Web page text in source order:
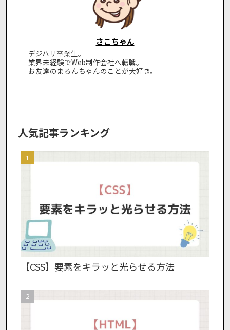
さこちゃん
デジハリ卒業生。
業界未経験でWeb制作会社へ転職。
お友達のまろんちゃんのことが大好き。
人気記事ランキング
【CSS】要素をキラッと光らせる方法